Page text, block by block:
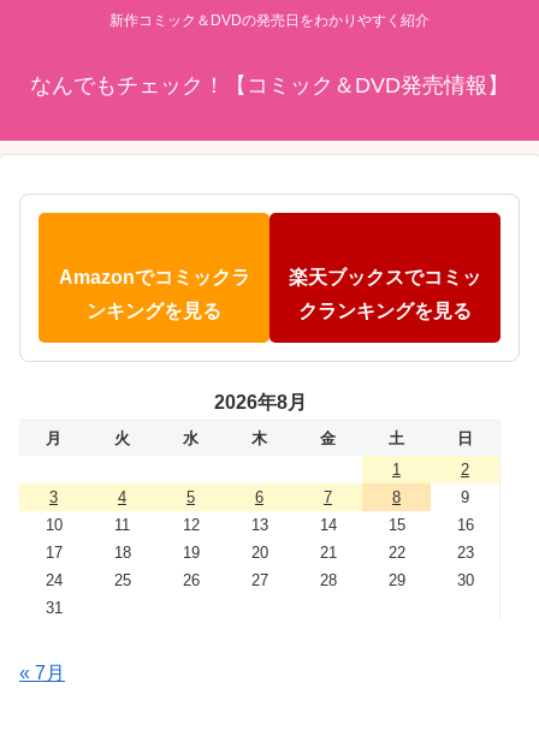
新作コミック＆DVDの発売日をわかりやすく紹介
なんでもチェック！【コミック＆DVD発売情報】
Amazonでコミックラ
ンキングを見る
楽天ブックスでコミッ
クランキングを見る
2026年8月
月 火 水 木 金 土
日
1
2
3
4 5 6 7 8
9
10
11 12 13 14 15
16
17
18 19 20 21 22
23
24
25 26 27 28 29
30
31
« 7月